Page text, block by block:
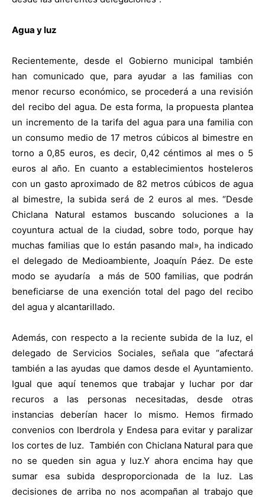
Agua y luz
Recientemente, desde el Gobierno municipal también
han comunicado que, para ayudar a las familias con
menor recurso económico, se procederá a una revisión
del recibo del agua. De esta forma, la propuesta plantea
un incremento de la tarifa del agua para una familia con
un consumo medio de 17 metros cúbicos al bimestre en
torno a 0,85 euros, es decir, 0,42 céntimos al mes o 5
euros al año. En cuanto a establecimientos hosteleros
con un gasto aproximado de 82 metros cúbicos de agua
al bimestre, la subida será de 2 euros al mes. “Desde
Chiclana Natural estamos buscando soluciones a la
coyuntura actual de la ciudad, sobre todo, porque hay
muchas familias que lo están pasando mal», ha indicado
el delegado de Medioambiente, Joaquín Páez. De este
modo se ayudaría
a más de 500 familias, que podrán
beneficiarse de una exención total del pago del recibo
del agua y alcantarillado.
Además, con respecto a la reciente subida de la luz, el
delegado de Servicios Sociales, señala que “afectará
también a las ayudas que damos desde el Ayuntamiento.
Igual que aquí tenemos que trabajar y luchar por dar
recuros a las personas necesitadas, desde otras
instancias deberían hacer lo mismo. Hemos firmado
convenios con Iberdrola y Endesa para evitar y paralizar
los cortes de luz. También con Chiclana Natural para que
no se queden sin agua y luz.Y ahora encima hay que
sumar esa subida desproporcionada de la luz. Las
decisiones de arriba no nos acompañan al trabajo que